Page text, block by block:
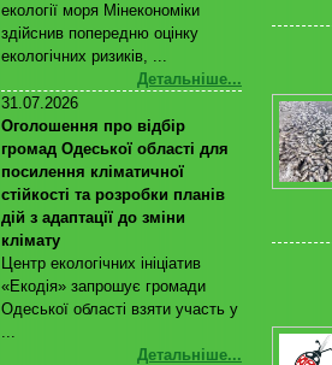
екології моря Мінекономіки
здійснив попередню оцінку
екологічних ризиків, ...
Детальніше...
31.07.2026
Оголошення про відбір
громад Одеської області для
посилення кліматичної
стійкості та розробки планів
дій з адаптації до зміни
клімату
Центр екологічних ініціатив
«Екодія» запрошує громади
Одеської області взяти участь у
...
Детальніше...